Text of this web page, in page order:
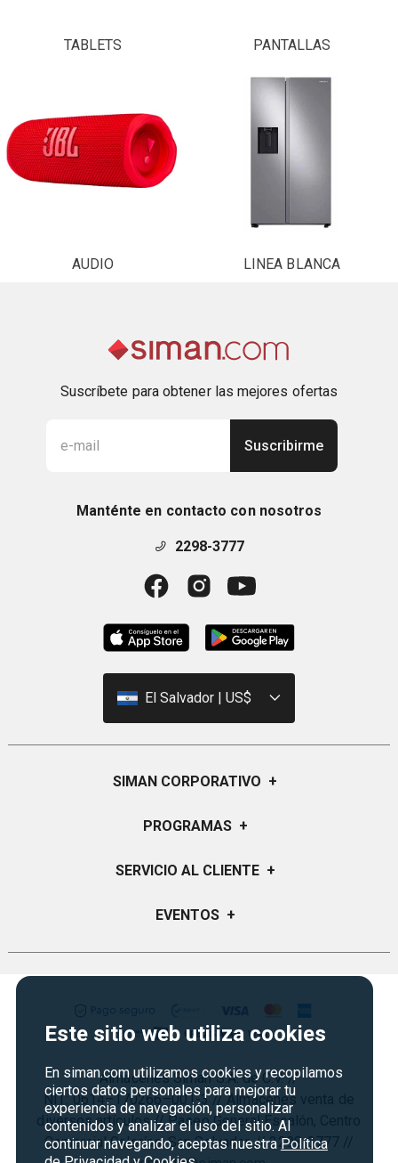
Este sitio web utiliza cookies
En siman.com utilizamos cookies y recopilamos
ciertos datos personales para mejorar tu
experiencia de navegación, personalizar
contenidos y analizar el uso del sitio. Al
continuar navegando, aceptas nuestra Política
TABLETS PANTALLAS
AUDIO LINEA BLANCA
Suscríbete para obtener las mejores ofertas
Suscribirme
Manténte en contacto con nosotros
2298-3777
El Salvador | US$
SIMAN CORPORATIVO +
Quiénes Somos
Sucursales
PROGRAMAS +
Certificados de Regalo
Credisiman
Vende en Marketplace
SERVICIO AL CLIENTE +
Preguntas Frecuentes
Política de Privacidad
Derecho de Retracto
Condiciones de uso
Términos y condiciones
EVENTOS +
Cyber Monday
Agosto es diversión
Almacenes Siman S.A. de C.V. //
NIT: 0614–170266–001-3 // Almacenes venta de
diversos artículos // Paseo General Escalón, Centro
Comercial Galerías, San Salvador. // 2298-3777 //